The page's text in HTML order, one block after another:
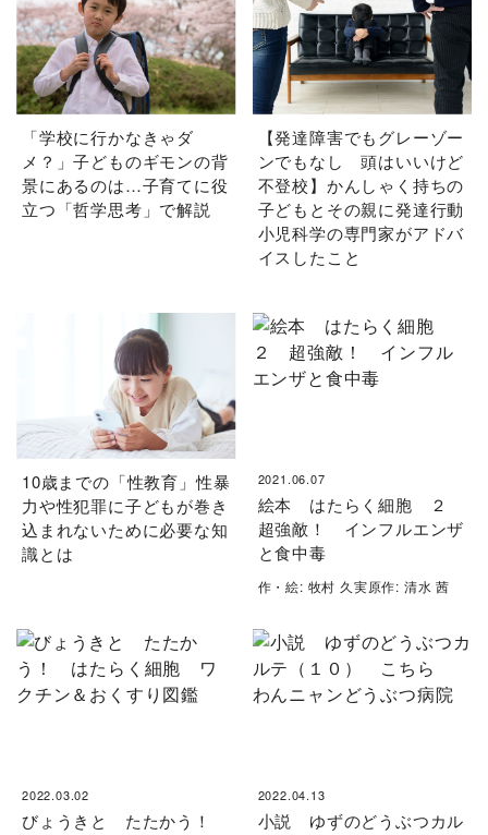
「学校に行かなきゃダ
メ？」子どものギモンの背
景にあるのは…子育てに役
立つ「哲学思考」で解説
【発達障害でもグレーゾー
ンでもなし 頭はいいけど
不登校】かんしゃく持ちの
子どもとその親に発達行動
小児科学の専門家がアドバ
イスしたこと
10歳までの「性教育」性暴
力や性犯罪に子どもが巻き
込まれないために必要な知
識とは
2021.06.07
絵本 はたらく細胞 ２
超強敵！ インフルエンザ
と食中毒
作・絵: 牧村 久実原作: 清水 茜
2022.03.02
びょうきと たたかう！
2022.04.13
小説 ゆずのどうぶつカル